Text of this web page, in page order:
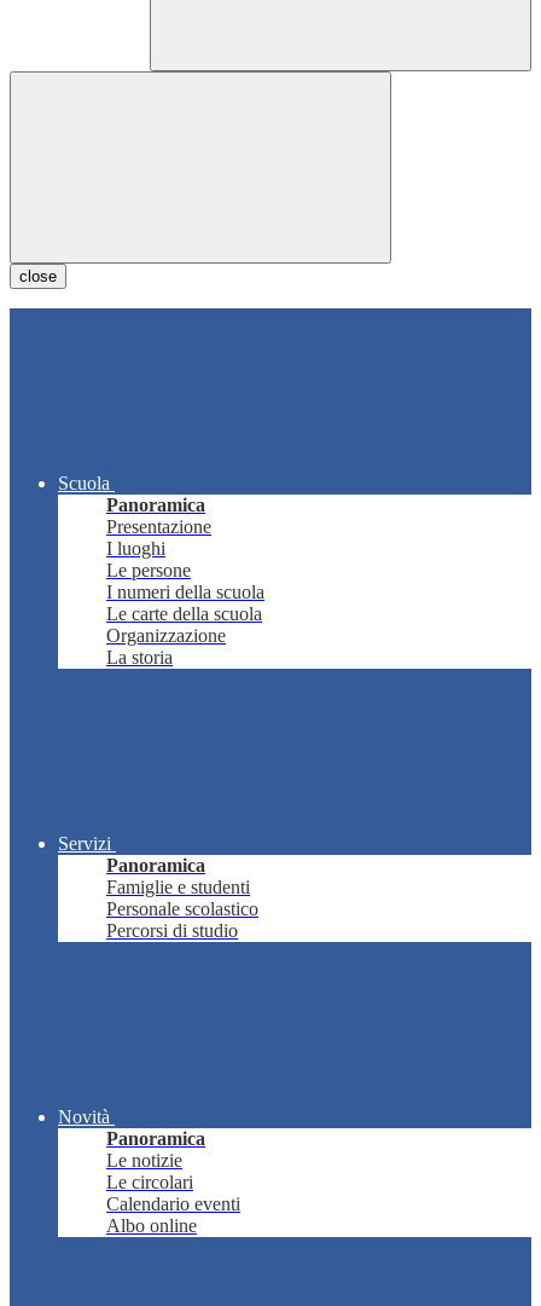
close
Scuola
Panoramica
Presentazione
I luoghi
Le persone
I numeri della scuola
Le carte della scuola
Organizzazione
La storia
Servizi
Panoramica
Famiglie e studenti
Personale scolastico
Percorsi di studio
Novità
Panoramica
Le notizie
Le circolari
Calendario eventi
Albo online